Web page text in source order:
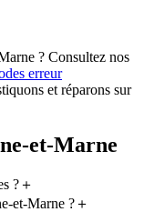
? Consultez nos
erreur
et réparons sur
et-Marne
?＋
et-Marne ?＋